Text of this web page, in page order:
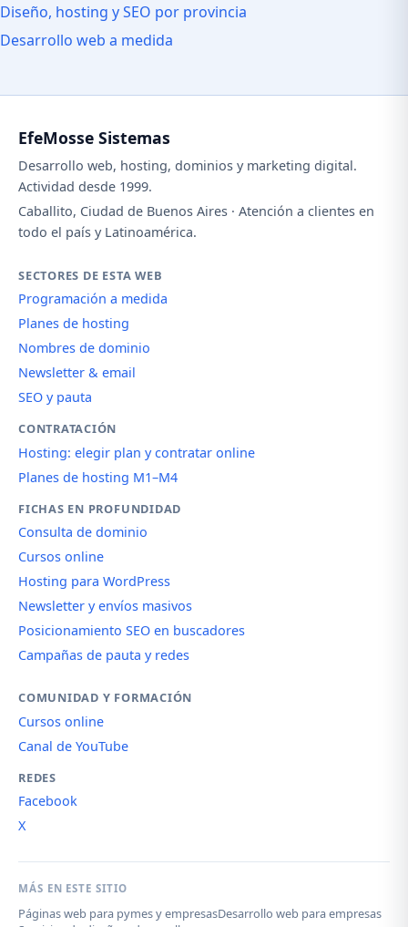
Diseño, hosting y SEO por provincia
Desarrollo web a medida
EfeMosse Sistemas
Desarrollo web, hosting, dominios y marketing digital.
Actividad desde 1999.
Caballito, Ciudad de Buenos Aires · Atención a clientes en
todo el país y Latinoamérica.
SECTORES DE ESTA WEB
Programación a medida
Planes de hosting
Nombres de dominio
Newsletter & email
SEO y pauta
CONTRATACIÓN
Hosting: elegir plan y contratar online
Planes de hosting M1–M4
FICHAS EN PROFUNDIDAD
Consulta de dominio
Cursos online
Hosting para WordPress
Newsletter y envíos masivos
Posicionamiento SEO en buscadores
Campañas de pauta y redes
COMUNIDAD Y FORMACIÓN
Cursos online
Canal de YouTube
REDES
Facebook
X
MÁS EN ESTE SITIO
Páginas web para pymes y empresasDesarrollo web para empresas